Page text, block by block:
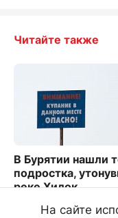
Читайте также
В Бурятии нашли
подростка,
реке Хилок
6354На сайте